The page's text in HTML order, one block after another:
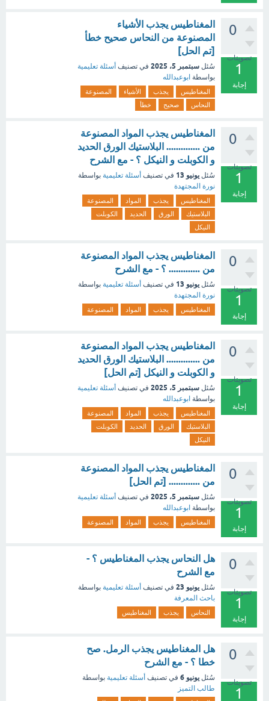
0
تصويتات
1
إجابة
المغناطيس يجذب الأشياء
المصنوعة من النحاس صحيح خطأ
[تم الحل]
سُئل سبتمبر 5، 2025 في تصنيف أسئلة تعليمية
بواسطة ابوعبدالله
المغناطيس يجذب الأشياء
المصنوعة
النحاس
صحيح خطأ
0
تصويتات
1
إجابة
المغناطيس يجذب المواد المصنوعة
من .............. البلاستيك الورق الحديد
و الكوبلت و النيكل ؟ - مع الشرح
سُئل يونيو 13 في تصنيف أسئلة تعليمية بواسطة
نورة المجتهدة
المغناطيس يجذب المواد
المصنوعة
البلاستيك
الورق الحديد
الكوبلت
النيكل
0
تصويتات
1
إجابة
المغناطيس يجذب المواد المصنوعة
من ............. ؟ - مع الشرح
سُئل يونيو 13 في تصنيف أسئلة تعليمية بواسطة
نورة المجتهدة
المغناطيس يجذب المواد المصنوعة
0
تصويتات
1
إجابة
المغناطيس يجذب المواد المصنوعة
من .............. البلاستيك الورق الحديد
و الكوبلت و النيكل [تم الحل]
سُئل سبتمبر 5، 2025 في تصنيف أسئلة تعليمية
بواسطة ابوعبدالله
المغناطيس يجذب المواد
المصنوعة
البلاستيك
الورق الحديد
الكوبلت
النيكل
0
تصويتات
1
إجابة
المغناطيس يجذب المواد المصنوعة
من ............. [تم الحل]
سُئل سبتمبر 5، 2025 في تصنيف أسئلة تعليمية
بواسطة ابوعبدالله
المغناطيس يجذب المواد المصنوعة
0
تصويتات
1
إجابة
هل النحاس يجذب المغناطيس ؟ -
مع الشرح
سُئل يونيو 23 في تصنيف أسئلة تعليمية بواسطة
باحث المعرفة
النحاس يجذب المغناطيس
0
تصويتات
1
هل المغناطيس يجذب الرمل. صح
خطا ؟ - مع الشرح
سُئل يونيو 6 في تصنيف أسئلة تعليمية بواسطة
طالب التميز